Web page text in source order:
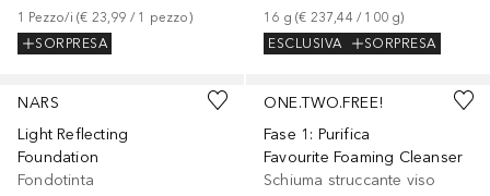
1 Pezzo/i (€ 23,99 / 1 pezzo)
SORPRESA
16 g (€ 237,44 / 100 g)
ESCLUSIVA
SORPRESA
NARS
Light Reflecting
Foundation
Fondotinta
+29
ONE.TWO.FREE!
Fase 1: Purifica
Favourite Foaming Cleanser
Schiuma struccante viso